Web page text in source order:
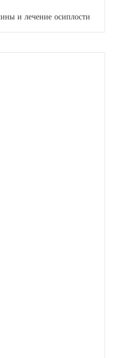
и лечение осиплости